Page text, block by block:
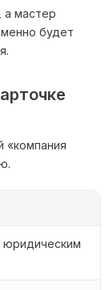
а мастер
будет
«компания